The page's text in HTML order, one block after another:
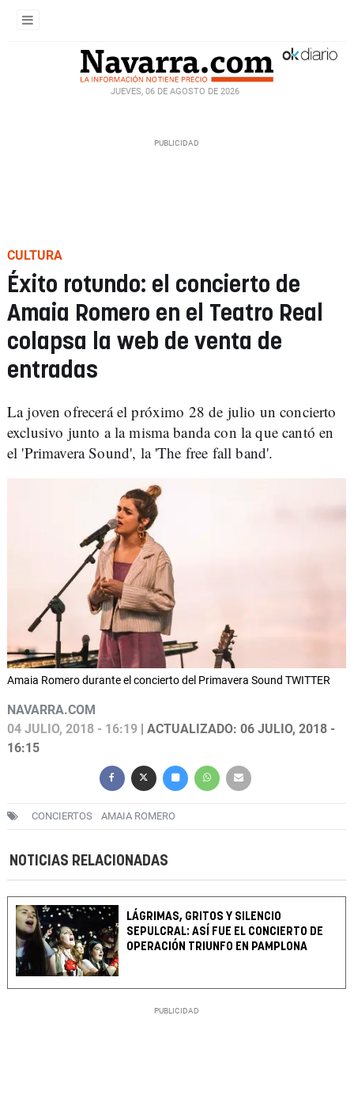
JUEVES, 06 DE AGOSTO DE 2026
CULTURA
Éxito rotundo: el concierto de
Amaia Romero en el Teatro Real
colapsa la web de venta de
entradas
La joven ofrecerá el próximo 28 de julio un concierto
exclusivo junto a la misma banda con la que cantó en
el 'Primavera Sound', la 'The free fall band'.
Amaia Romero durante el concierto del Primavera Sound TWITTER
NAVARRA.COM
04 JULIO, 2018 - 16:19 | ACTUALIZADO: 06 JULIO, 2018 -
16:15
CONCIERTOS AMAIA ROMERO
NOTICIAS RELACIONADAS
LÁGRIMAS, GRITOS Y SILENCIO
SEPULCRAL: ASÍ FUE EL CONCIERTO DE
OPERACIÓN TRIUNFO EN PAMPLONA